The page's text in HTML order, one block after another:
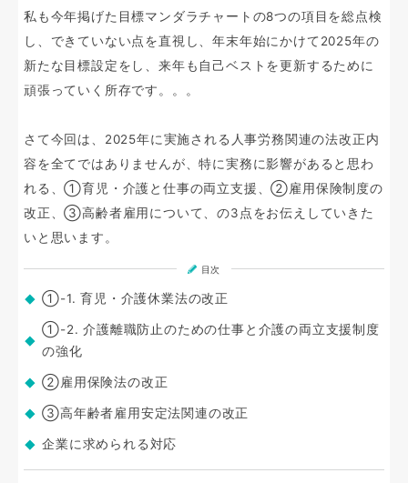
私も今年掲げた目標マンダラチャートの8つの項目を総点検
し、できていない点を直視し、年末年始にかけて2025年の
新たな目標設定をし、来年も自己ベストを更新するために
頑張っていく所存です。。。
さて今回は、2025年に実施される人事労務関連の法改正内
容を全てではありませんが、特に実務に影響があると思わ
れる、①育児・介護と仕事の両立支援、②雇用保険制度の
改正、③高齢者雇用について、の3点をお伝えしていきた
いと思います。
目次
①-1. 育児・介護休業法の改正
①-2. 介護離職防止のための仕事と介護の両立支援制度
の強化
②雇用保険法の改正
③高年齢者雇用安定法関連の改正
企業に求められる対応